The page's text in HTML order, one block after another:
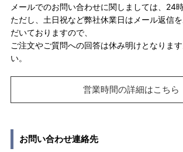
メールでのお問い合わせに関しましては、24
ただし、土日祝など弊社休業日はメール返信
だいておりますので、
ご注文やご質問への回答は休み明けとなりま
い。
営業時間の詳細はこちら
お問い合わせ連絡先